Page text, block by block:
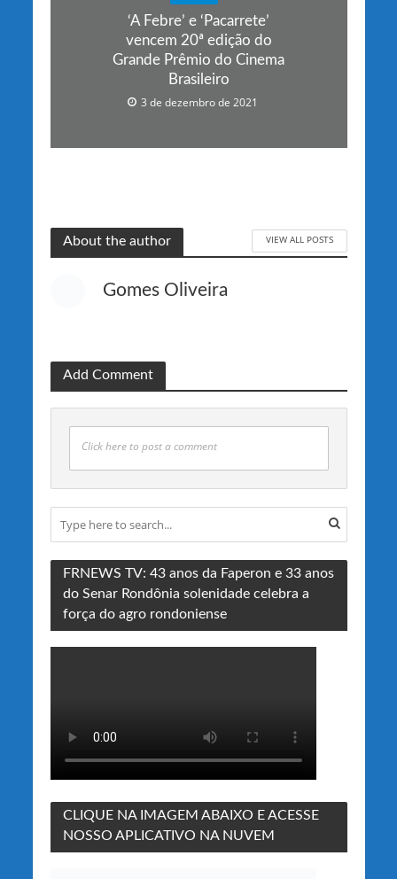
‘A Febre’ e ‘Pacarrete’
vencem 20ª edição do
Grande Prêmio do Cinema
Brasileiro
3 de dezembro de 2021
About the author VIEW ALL POSTS
Gomes Oliveira
Add Comment
Click here to post a comment
FRNEWS TV: 43 anos da Faperon e 33 anos
do Senar Rondônia solenidade celebra a
força do agro rondoniense
CLIQUE NA IMAGEM ABAIXO E ACESSE
NOSSO APLICATIVO NA NUVEM